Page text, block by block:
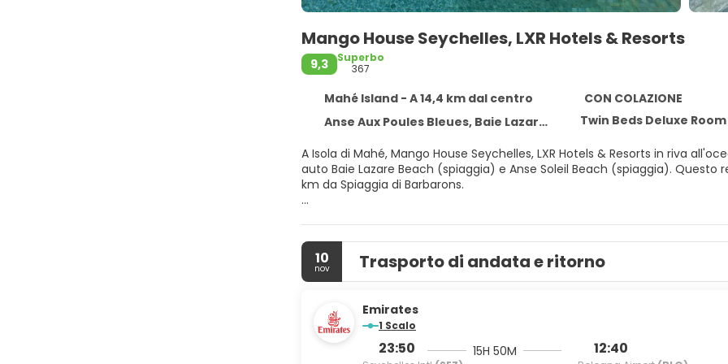
Mango House Seychelles, LXR Hotels & Resorts
9,3
Superbo
367
Mahé Island - A 14,4 km dal centro
CON COLAZIONE
Anse Aux Poules Bleues, Baie Lazare, Mahé Island
Twin Beds Deluxe Room
A Isola di Mahé, Mango House Seychelles, LXR Hotels & Resorts in riva
auto Baie Lazare Beach (spiaggia) e Anse Soleil Beach (spiaggia). Questo resort sulla spiaggia dista 5 km da Spiaggia di Takamaka e 11,9
km da Spiaggia di Barbarons.
servizi di concierge e servizi per matrimoni.
Rilassati in una delle 41 camere con aria condizionata della struttura,
po' di svago. I bagni dispongono di set di cortesia gratuiti e bidet. I
Assapora le delizie di Muse, uno dei 3 ristoranti disponibili presso un
ore su 24. Incontra gli altri ospiti al cocktail di benvenuto offerto tutti i
10
nov Trasporto di andata e ritorno
Emirates
1 Scalo
23:50 15H 50M 12:40